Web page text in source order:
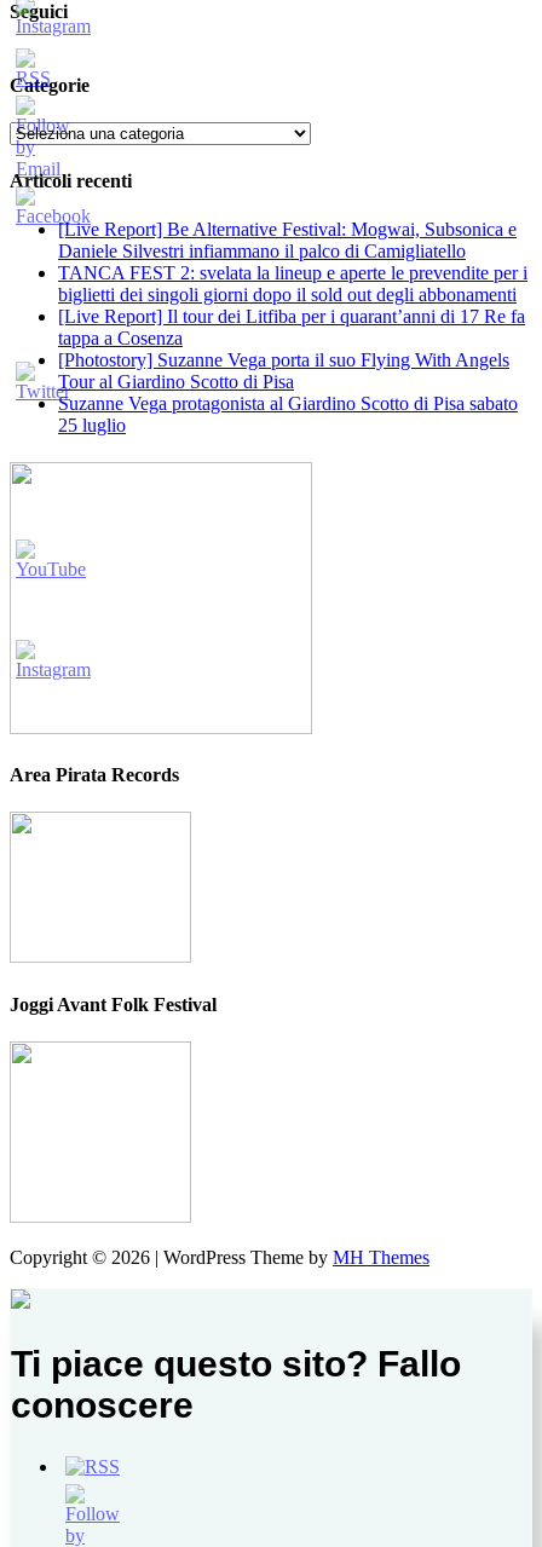
Seguici
Categorie
Categorie
Articoli recenti
[Live Report] Be Alternative Festival: Mogwai, Subsonica e
Daniele Silvestri infiammano il palco di Camigliatello
TANCA FEST 2: svelata la lineup e aperte le prevendite per i
biglietti dei singoli giorni dopo il sold out degli abbonamenti
[Live Report] Il tour dei Litfiba per i quarant’anni di 17 Re fa
tappa a Cosenza
[Photostory] Suzanne Vega porta il suo Flying With Angels
Tour al Giardino Scotto di Pisa
Suzanne Vega protagonista al Giardino Scotto di Pisa sabato
25 luglio
Area Pirata Records
Joggi Avant Folk Festival
Copyright © 2026 | WordPress Theme by MH Themes
Ti piace questo sito? Fallo
conoscere